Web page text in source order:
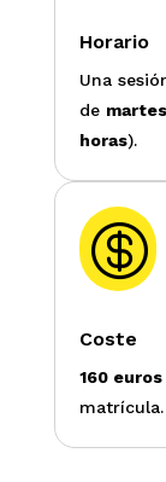
Horario
Una
de martes
horas).

Coste
160
matrícula.